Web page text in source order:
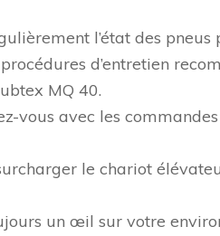
l’état des
d’entretien
MQ 40.
vous avec les
le chariot
un œil sur votre